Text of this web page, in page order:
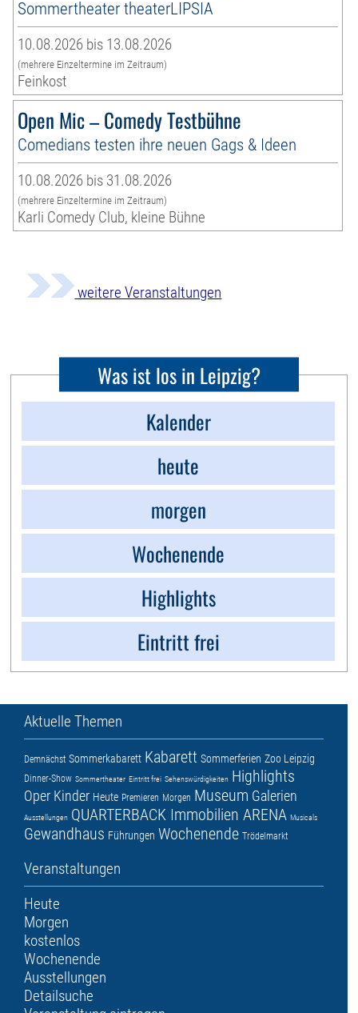
Sommertheater theaterLIPSIA
10.08.2026 bis 13.08.2026
(mehrere Einzeltermine im Zeitraum)
Feinkost
Open Mic – Comedy Testbühne
Comedians testen ihre neuen Gags & Ideen
10.08.2026 bis 31.08.2026
(mehrere Einzeltermine im Zeitraum)
Karli Comedy Club, kleine Bühne
weitere Veranstaltungen
Was ist los in Leipzig?
Kalender
heute
morgen
Wochenende
Highlights
Eintritt frei
Aktuelle Themen
Demnächst Sommerkabarett Kabarett Sommerferien Zoo Leipzig
Dinner-Show Sommertheater Eintritt frei Sehenswürdigkeiten Highlights
Oper Kinder Heute Premieren Morgen Museum Galerien
Ausstellungen QUARTERBACK Immobilien ARENA Musicals
Gewandhaus Führungen Wochenende Trödelmarkt
Veranstaltungen
Heute
Morgen
kostenlos
Wochenende
Ausstellungen
Detailsuche